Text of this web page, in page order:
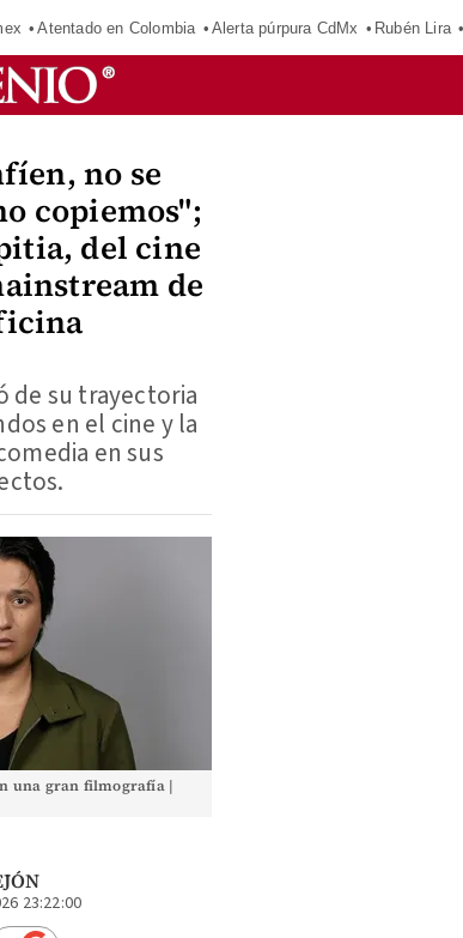
Atentado en Colombia Alerta púrpura CdMx Rubén Lira
no se
copiemos";
del cine
de
de su trayectoria
en el cine y la
en sus
una gran filmografía |
23:22:00